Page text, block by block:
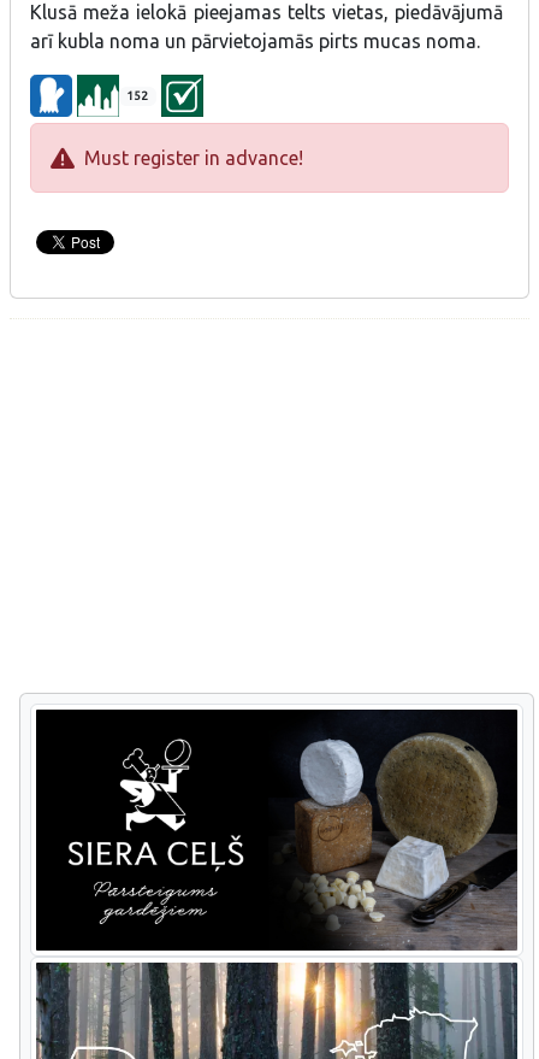
Klusā meža ielokā pieejamas telts vietas, piedāvājumā
arī kubla noma un pārvietojamās pirts mucas noma.
152
Must register in advance!